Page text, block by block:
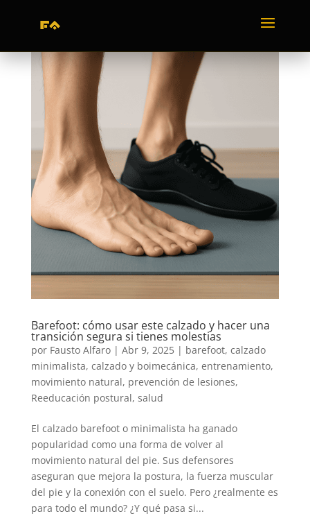
Barefoot: cómo usar este calzado y hacer una
transición segura si tienes molestias
por Fausto Alfaro| Abr 9, 2025| barefoot, calzado
minimalista, calzado y boimecánica, entrenamiento,
movimiento natural, prevención de lesiones,
Reeducación postural, salud
El calzado barefoot o minimalista ha ganado
popularidad como una forma de volver al
movimiento natural del pie. Sus defensores
aseguran que mejora la postura, la fuerza muscular
del pie y la conexión con el suelo. Pero ¿realmente es
para todo el mundo? ¿Y qué pasa si...